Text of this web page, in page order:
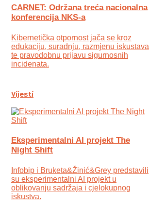
CARNET: Održana treća nacionalna
konferencija NKS-a
Kibernetička otpornost jača se kroz
edukaciju, suradnju, razmjenu iskustava
te pravodobnu prijavu sigurnosnih
incidenata.
Vijesti
Eksperimentalni AI projekt The
Night Shift
Infobip i Bruketa&Žinić&Grey predstavili
su eksperimentalni AI projekt u
oblikovanju sadržaja i cjelokupnog
iskustva.